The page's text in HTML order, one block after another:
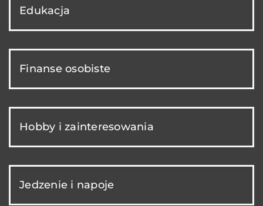
Edukacja
Finanse osobiste
Hobby i zainteresowania
Jedzenie i napoje